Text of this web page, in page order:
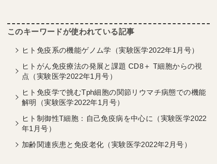
ヒト免疫系の機能ゲノム学（実験医学2022年1月号）
ヒトがん免疫療法の発展と課題 CD8＋ T細胞からの視
点（実験医学2022年1月号）
ヒト免疫学で挑むTph細胞の関節リウマチ病態での機能
解明（実験医学2022年1月号）
ヒト制御性T細胞：自己免疫病を中心に（実験医学2022
年1月号）
加齢関連疾患と免疫老化（実験医学2022年2月号）